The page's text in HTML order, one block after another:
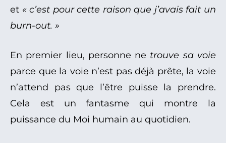
et « c’est pour cette raison que j’avais fait un
burn-out. »
En premier lieu, personne ne trouve sa voie
parce que la voie n’est pas déjà prête, la voie
n’attend pas que l’être puisse la prendre.
Cela est un fantasme qui montre la
puissance du Moi humain au quotidien.